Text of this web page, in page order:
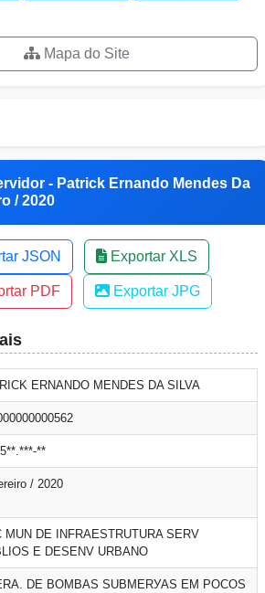
Mapa do Site
- Patrick Ernando Mendes Da
/ 2020
JSON Exportar XLS
PDF Exportar JPG
ERNANDO MENDES DA SILVA
**
/ 2020
MUN DE INFRAESTRUTURA SERV
E DESENV URBANO
DE BOMBAS SUBMERУAS EM POCOS